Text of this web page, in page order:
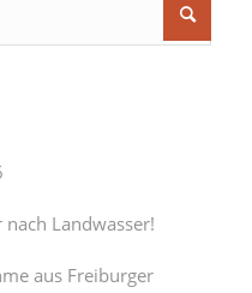
Landwasser!
aus Freiburger